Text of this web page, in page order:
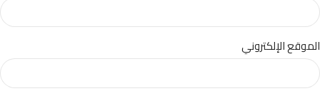
الموقع الإلكتروني